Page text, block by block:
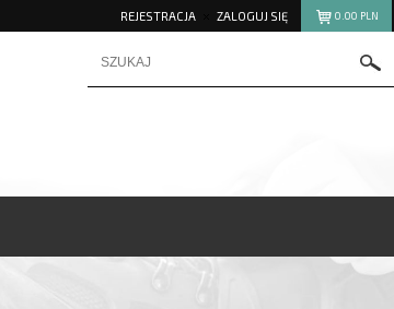
0.00 PLN
REJESTRACJA ZALOGUJ SIĘ